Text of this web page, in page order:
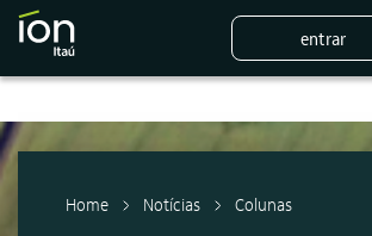
entrar
Home Notícias Colunas